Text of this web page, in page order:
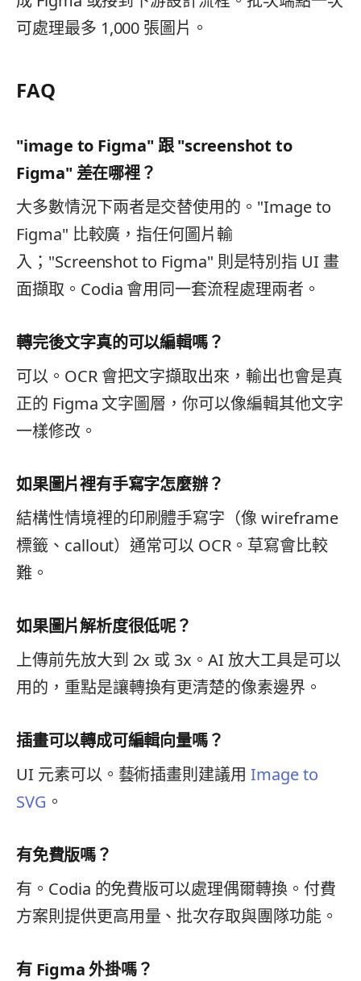
可處理最多 1,000 張圖片。
FAQ
"image to Figma" 跟 "screenshot to
Figma" 差在哪裡？
大多數情況下兩者是交替使用的。"Image to
Figma" 比較廣，指任何圖片輸
入；"Screenshot to Figma" 則是特別指 UI 畫
面擷取。Codia 會用同一套流程處理兩者。
轉完後文字真的可以編輯嗎？
可以。OCR 會把文字擷取出來，輸出也會是真
正的 Figma 文字圖層，你可以像編輯其他文字
一樣修改。
如果圖片裡有手寫字怎麼辦？
結構性情境裡的印刷體手寫字（像 wireframe
標籤、callout）通常可以 OCR。草寫會比較
難。
如果圖片解析度很低呢？
上傳前先放大到 2x 或 3x。AI 放大工具是可以
用的，重點是讓轉換有更清楚的像素邊界。
插畫可以轉成可編輯向量嗎？
UI 元素可以。藝術插畫則建議用 Image to
SVG 。
有免費版嗎？
有。Codia 的免費版可以處理偶爾轉換。付費
方案則提供更高用量、批次存取與團隊功能。
有 Figma 外掛嗎？